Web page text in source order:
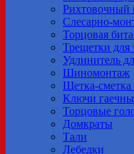
Рихтовочный
Слесарно-
Торцовая
Трещетки для
Удлинитель
Шиномонтаж
Щетка-сметка
Ключи
Торцовые
Домкраты
Тали
Лебедки